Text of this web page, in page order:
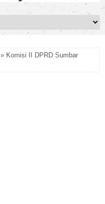
» Komisi II DPRD Sumbar